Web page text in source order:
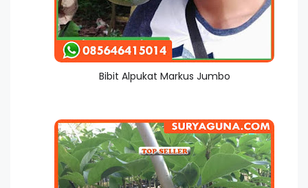
Bibit Alpukat Markus Jumbo